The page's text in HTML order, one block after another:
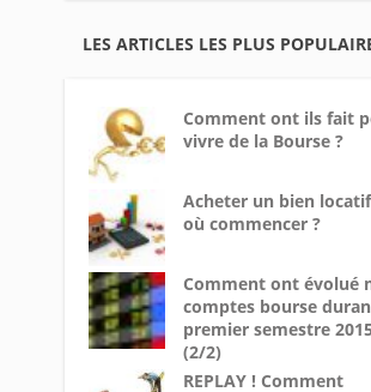
LES ARTICLES LES PLUS
Comment ont ils fait
vivre de la Bourse ?
Acheter un bien
où commencer ?
Comment ont évolué
comptes bourse
premier semestre
(2/2)
REPLAY ! Comment